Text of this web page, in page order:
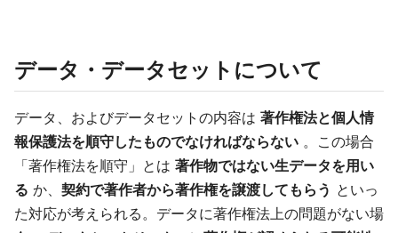
データ・データセットについて
データ、およびデータセットの内容は 著作権法と個人情
報保護法を順守したものでなければならない 。この場合
「著作権法を順守」とは 著作物ではない生データを用い
る か、 契約で著作者から著作権を譲渡してもらう といっ
た対応が考えられる。データに著作権法上の問題がない場